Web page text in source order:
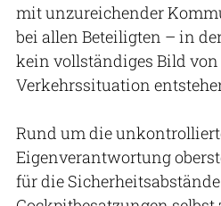
mit unzureichender
bei allen Beteiligten – in
kein vollständiges Bild von
Verkehrssituation
Rund um die
Eigenverantwortung
für die